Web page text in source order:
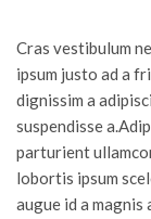
Cras vestibulum
ipsum justo ad a
dignissim a
suspendisse
parturient
lobortis ipsum
augue id a magnis